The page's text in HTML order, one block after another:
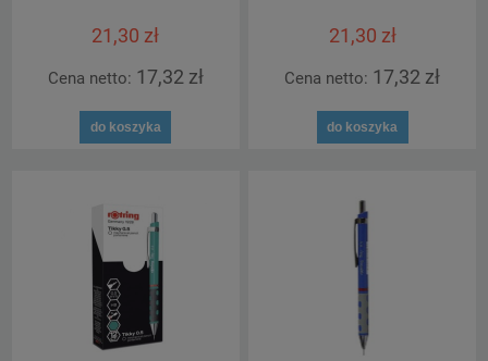
21,30 zł
Cena netto: 17,32 zł
do koszyka
21,30 zł
Cena netto: 17,32 zł
do koszyka